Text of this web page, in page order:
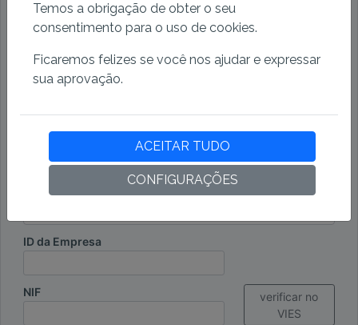
ID da Empresa
NIF
verificar no
VIES
Temos a obrigação de obter o seu
consentimento para o uso de cookies.
Ficaremos felizes se você nos ajudar e expressar
sua aprovação.
ACEITAR TUDO
CONFIGURAÇÕES